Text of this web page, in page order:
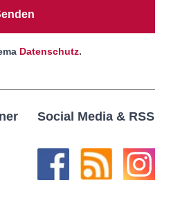
Datenschutz.
Social Media & RSS